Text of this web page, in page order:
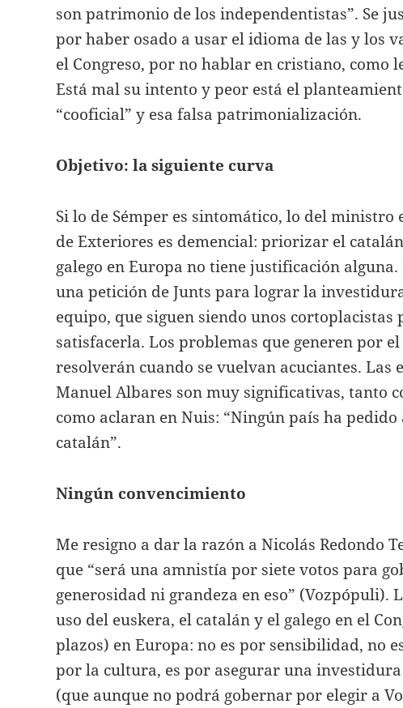
son patrimonio de los independentistas”. Se
por haber osado a usar el idioma de las y los
el Congreso, por no hablar en cristiano, como
Está mal su intento y peor está el
“cooficial” y esa falsa patrimonialización.
Objetivo: la siguiente curva
Si lo de Sémper es sintomático, lo del ministro
de Exteriores es demencial: priorizar el
galego en Europa no tiene justificación alguna.
una petición de Junts para lograr la
equipo, que siguen siendo unos cortoplacistas
satisfacerla. Los problemas que generen por
resolverán cuando se vuelvan acuciantes. Las
Manuel Albares son muy significativas, tanto
como aclaran en Nuis: “Ningún país ha
catalán”.
Ningún convencimiento
Me resigno a dar la razón a Nicolás Redondo
que “será una amnistía por siete votos para
generosidad ni grandeza en eso” (Vozpópuli).
uso del euskera, el catalán y el galego en el
plazos) en Europa: no es por sensibilidad, no
por la cultura, es por asegurar una investidura
(que aunque no podrá gobernar por elegir a